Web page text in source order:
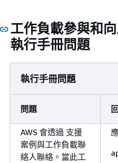
工作負載參與和
執行手冊問題
執行手冊問題
問題
AWS 會透過 支援
案例與工作負載聯
絡人聯絡。當此工